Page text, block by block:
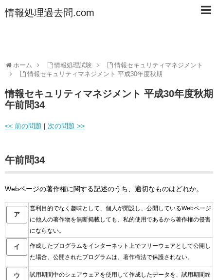
情報処理過去問.com
ホーム 情報処理試験
情報セキュリティマネジメント
情報セキュリティマネジメント 平成30年度秋期
情報セキュリティマネジメント 平成30年度秋期
午前問34
<< 前の問題 | 次の問題 >>
午前問34
Webページの著作権に関する記述のうち、適切なものはどれか。
ア
営利目的でなく趣味として、個人が開設し、公開しているWebページ
に他人の著作物を無断掲載しても、私的使用であるから著作権の侵害
にならない。
イ
作成したプログラムをインターネット上でフリーウェアとして公開し
た場合、公開されたプログラムは、著作権法で保護されない。
ウ
試用期間中のシェアウェアを使用して作成したデータを、試用期間終